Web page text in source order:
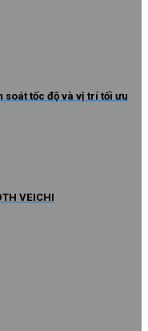
soát tốc độ và vị trí tối ưu
VEICHI